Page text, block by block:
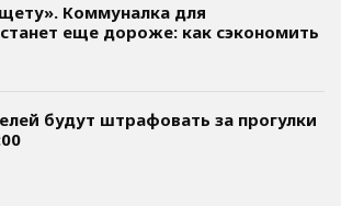
Коммуналка для
еще дороже: как сэкономить
будут штрафовать за прогулки